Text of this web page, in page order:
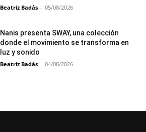
Beatriz Badás - 05/08/2026
Nanis presenta SWAY, una colección
donde el movimiento se transforma en
luz y sonido
Beatriz Badás - 04/08/2026